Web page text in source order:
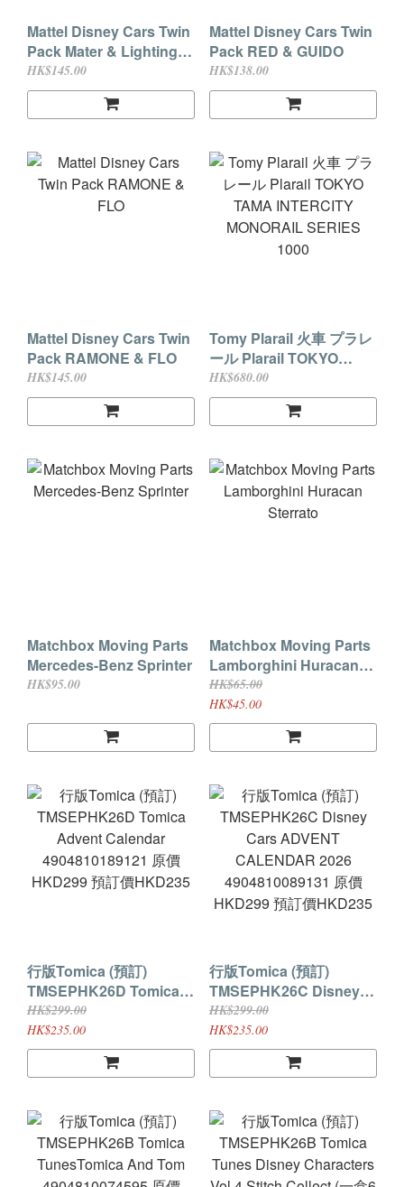
Mattel Disney Cars Twin
Pack Mater & Lighting
Mcqueen
HK$145.00
Mattel Disney Cars Twin
Pack RED & GUIDO
HK$138.00
Mattel Disney Cars Twin
Pack RAMONE & FLO
HK$145.00
Tomy Plarail 火車 プラレ
ール Plarail TOKYO
TAMA INTERCITY
MONORAIL SERIES
HK$680.00
Matchbox Moving Parts
Mercedes-Benz Sprinter
HK$95.00
Matchbox Moving Parts
Lamborghini Huracan
Sterrato
HK$65.00
HK$45.00
行版Tomica (預訂)
TMSEPHK26D Tomica
Advent Calendar
4904810189121 原價
HKD299 預訂價HKD235
HK$299.00
HK$235.00
行版Tomica (預訂)
TMSEPHK26C Disney
Cars ADVENT
CALENDAR 2026
4904810089131 原價
HKD299 預訂價HKD235
HK$299.00
HK$235.00